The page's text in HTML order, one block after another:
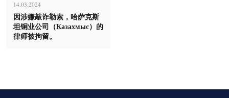
14.03.2024
因涉嫌敲诈勒索，哈萨克斯
坦铜业公司（Казахмыс）的
律师被拘留。